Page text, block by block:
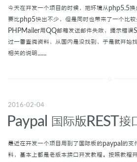
今天在开发一个项目的时候，把环境从php5.5
要比php5快出不少，但是同时也带来了一个比
PHPMailer用QQ邮箱发送邮件失败，提示错
过一番查阅资料，从国内是没找到，于是就开始
相关的说明......
2016-02-04
Paypal 国际版REST接
最近在开发一个项目用到了国际板的paypal的支
料，基本上都是老版本接口开发教程。按照教程